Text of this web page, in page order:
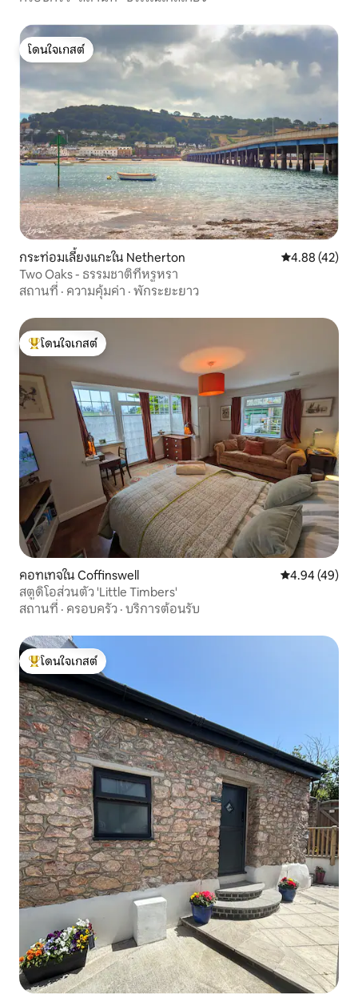
โดนใจเกสต์
โดนใจเกสต์
กระท่อมเลี้ยงแกะใน Netherton คะแนนเฉลี่ย
4.88 (42)
Two Oaks - ธรรมชาติที่หรูหรา
สถานที่ · ความคุ้มค่า · พักระยะยาว
โดนใจเกสต์ที่สุด
โดนใจเกสต์
คอทเทจใน Coffinswell คะแนนเฉลี่ย
4.94 (49)
สตูดิโอส่วนตัว 'Little Timbers'
สถานที่ · ครอบครัว · บริการต้อนรับ
โดนใจเกสต์ที่สุด
โดนใจเกสต์